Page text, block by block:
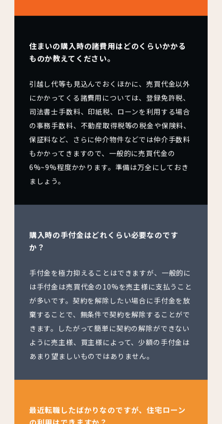
住まいの購入時の諸費用はどのくらいかかる
ものか教えてください。
引越し代等も見込んでおくほかに、売買代金以外
にかかってくる諸費用については、登録免許税、
司法書士手数料、印紙税、ローンを利用する場合
の事務手数料、不動産取得税等の税金や保険料、
保証料など、さらに仲介物件などでは仲介手数料
もかかってきますので、一般的に売買代金の
6%~9%程度かかります。準備は万全にしておき
ましょう。
購入時の手付金はどれくらい必要なのです
か？
手付金を極力抑えることはできますが、一般的に
は手付金は売買代金の10%を売主様に支払うこと
が多いです。契約を解除したい場合に手付金を放
棄することで、無条件で契約を解除することがで
きます。したがって簡単に契約の解除ができない
ように売主様、買主様によって、少額の手付金は
あまり望ましいものではありません。
最近転職したばかりなのですが、住宅ローン